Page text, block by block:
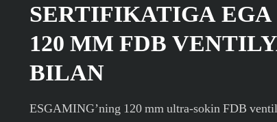
SERTIFIKATIGA EGA
120 MM FDB
BILAN
ESGAMING’ning 120 mm ultra-sokin FDB